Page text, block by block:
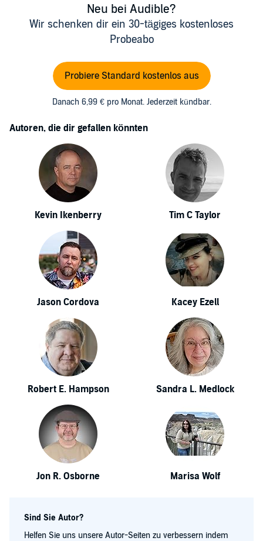
Neu bei Audible?
Wir schenken dir ein 30-tägiges kostenloses
Probeabo
Probiere Standard kostenlos aus
Danach 6,99 € pro Monat. Jederzeit kündbar.
Autoren, die dir gefallen könnten
Kevin Ikenberry Tim C Taylor
Jason Cordova Kacey Ezell
Robert E. Hampson Sandra L. Medlock
Jon R. Osborne Marisa Wolf
Sind Sie Autor?
Helfen Sie uns unsere Autor-Seiten zu verbessern indem